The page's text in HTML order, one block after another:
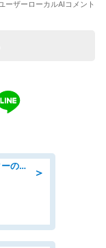
＞
「土日祝休み」治験コーディネーターのお仕事/未経験OK